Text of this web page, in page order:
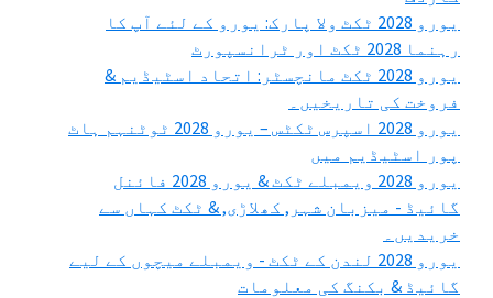
یورو 2028 ٹکٹ ولا پارک: یورو کے لئے آپ کا
رہنما 2028 ٹکٹ اور ٹرانسپورٹ
یورو 2028 ٹکٹ مانچسٹر: اتحاد اسٹیڈیم &
فروخت کی تاریخیں۔
یورو 2028 اسپرس ٹکٹس – یورو 2028 ٹوٹنہم ہاٹ
پور اسٹیڈیم میں
یورو 2028 ویمبلے ٹکٹ & یورو 2028 فائنل
گائیڈ - میزبان شہر, کھلاڑی, & ٹکٹ کہاں سے
خریدیں۔
یورو 2028 لندن کے ٹکٹ - ویمبلے میچوں کے لیے
گائیڈ & بکنگ کی معلومات